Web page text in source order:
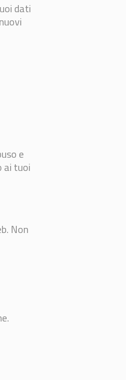
dati
e
ai tuoi
Non